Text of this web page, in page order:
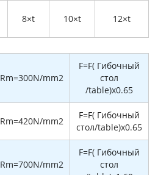
8×t 10×t 12×t
Rm=300N/mm2
F=F( Гибочный
стол
/table)x0.65
Rm=420N/mm2
F=F( Гибочный
стол/table)x0.65
Rm=700N/mm2
F=F( Гибочный
стол